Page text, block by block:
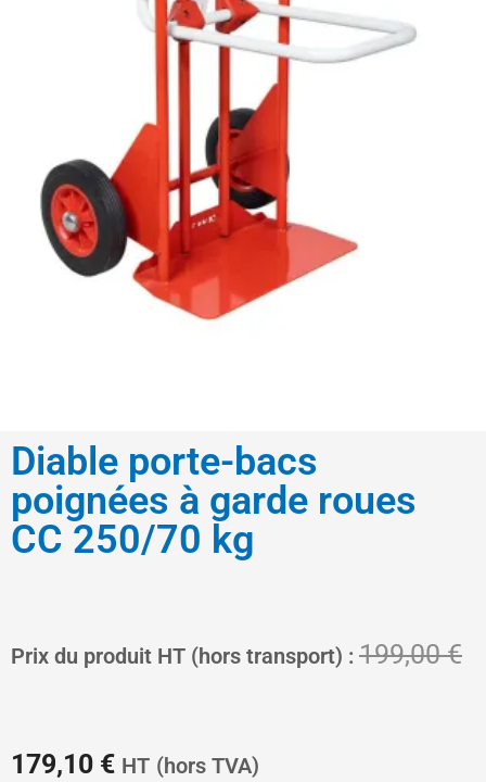
Diable porte-bacs
poignées à garde roues
CC 250/70 kg
Prix du produit HT (hors transport) : 199,00€
179,10 €
Le
prix
HT (hors TVA)